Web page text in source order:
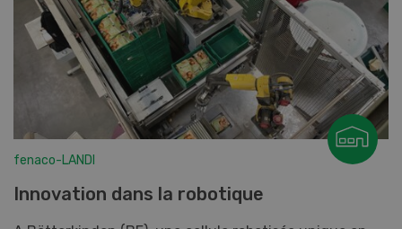
fenaco-LANDI
Innovation dans la robotique